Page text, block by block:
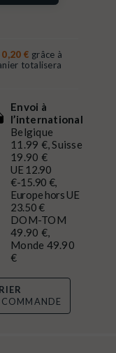
0,20 € grâce à
totalisera
Envoi à
l’international
Belgique
11.99 €, Suisse
19.90 €
UE 12.90
€-15.90 €,
Europe hors UE
23.50 €
DOM-TOM
49.90 €,
Monde 49.90
€
COMMANDE